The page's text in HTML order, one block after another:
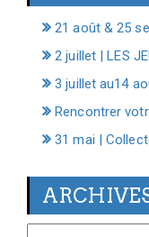
21 août & 25
2 juillet | LES
3 juillet au14
Rencontrer
31 mai |